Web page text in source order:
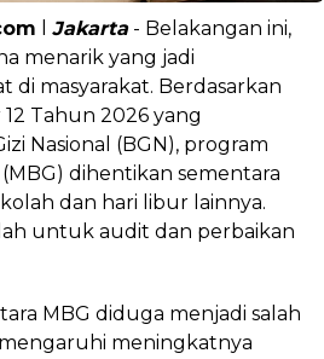
Jakarta- Belakangan ini,
menarik yang jadi
di masyarakat. Berdasarkan
Tahun 2026 yang
Nasional (BGN), program
dihentikan sementara
dan hari libur lainnya.
untuk audit dan perbaikan
MBG diduga menjadi salah
meningkatnya